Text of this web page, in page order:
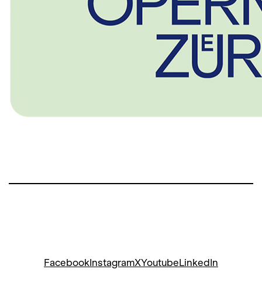
FacebookInstagramXYoutubeLinkedIn